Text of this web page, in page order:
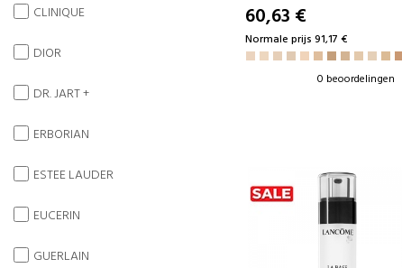
60,63 €
Normale prijs 91,17 €
0 beoordelingen
CLINIQUE
DIOR
DR. JART +
ERBORIAN
ESTEE LAUDER
EUCERIN
GUERLAIN